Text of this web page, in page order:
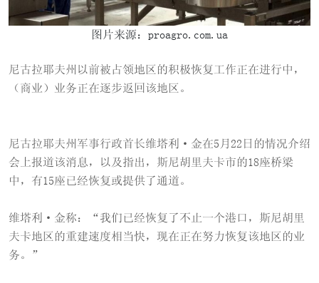
图片来源：proagro.com.ua
尼古拉耶夫州以前被占领地区的积极恢复工作正在进行中，
（商业）业务正在逐步返回该地区。
尼古拉耶夫州军事行政首长维塔利·金在5月22日的情况介绍
会上报道该消息，以及指出，斯尼胡里夫卡市的18座桥梁
中，有15座已经恢复或提供了通道。
维塔利·金称：“我们已经恢复了不止一个港口，斯尼胡里
夫卡地区的重建速度相当快，现在正在努力恢复该地区的业
务。”